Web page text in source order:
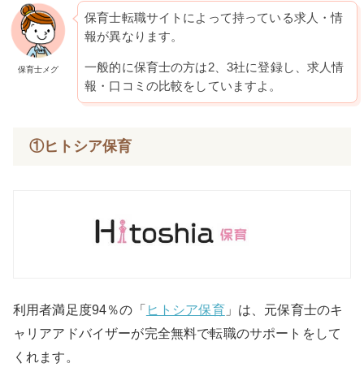
保育士メグ
保育士転職サイトによって持っている求人・情
報が異なります。
一般的に保育士の方は2、3社に登録し、求人情
報・口コミの比較をしていますよ。
①ヒトシア保育
利用者満足度94％の「 ヒトシア保育」は、元保育士のキ
ャリアアドバイザーが完全無料で転職のサポートをして
くれます。